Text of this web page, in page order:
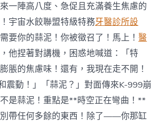
陣高八度、急促且充滿養生焦慮的
宇宙水餃聯盟特級特務牙醫診所設
要你的蒜泥！你被徵召了！馬上！ 醫
他捏著對講機，困惑地喊道：「特
脹的焦慮味！還有，我現在走不開！
震動！」「蒜泥？」對面傳來K-999崩
是蒜泥！重點是**時空正在彎曲！**
帶任何多餘的東西！除了——你那缸